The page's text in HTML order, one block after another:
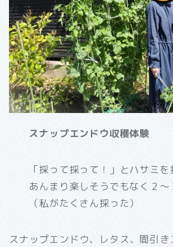
スナップエンドウ収穫体験
「採って採って！」とハサミを
あんまり楽しそうでもなく２～
（私がたくさん採った）
スナップエンドウ、レタス、間引